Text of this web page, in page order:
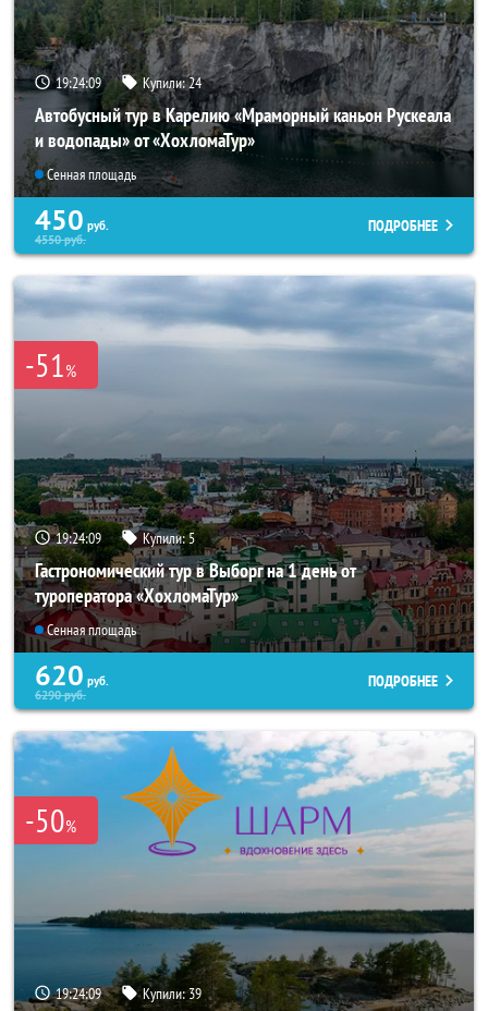
19:24:07 Купили:24
Автобусный тур в Карелию «Мраморный каньон Рускеала
и водопады» от «ХохломаТур»
Сенная площадь
450 руб.
4550руб.
ПОДРОБНЕЕ
-51%
19:24:07 Купили:5
Гастрономический тур в Выборг на 1 день от
туроператора «ХохломаТур»
Сенная площадь
620 руб.
6290руб.
ПОДРОБНЕЕ
-50%
19:24:07 Купили:39